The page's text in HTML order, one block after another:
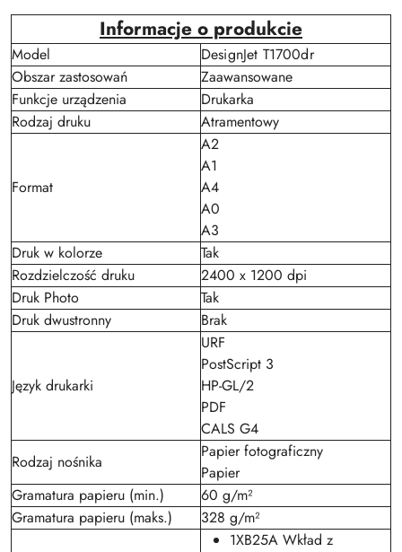
Informacje o produkcie
Model
DesignJet T1700dr
Obszar zastosowań
Zaawansowane
Funkcje urządzenia
Drukarka
Rodzaj druku
Atramentowy
Format
A2
A1
A4
A0
A3
Druk w kolorze
Tak
Rozdzielczość druku
2400 x 1200 dpi
Druk Photo
Tak
Druk dwustronny
Brak
Język drukarki
URF
PostScript 3
HP-GL/2
PDF
CALS G4
Rodzaj nośnika
Papier fotograficzny
Papier
Gramatura papieru (min.)
60 g/m²
Gramatura papieru (maks.)
328 g/m²
1XB25A Wkład z